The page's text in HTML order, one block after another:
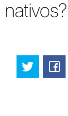
nativos?